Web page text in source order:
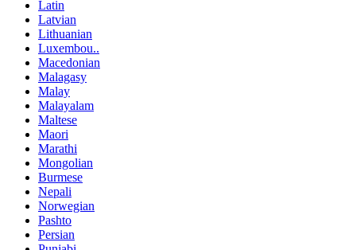
Latin
Latvian
Lithuanian
Luxembou..
Macedonian
Malagasy
Malay
Malayalam
Maltese
Maori
Marathi
Mongolian
Burmese
Nepali
Norwegian
Pashto
Persian